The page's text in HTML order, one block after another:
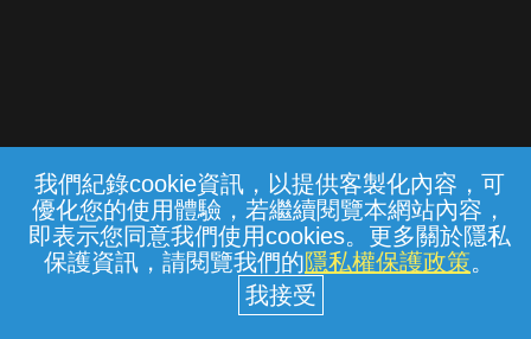
我們紀錄cookie資訊，以提供客製化內容，可
優化您的使用體驗，若繼續閱覽本網站內容，
即表示您同意我們使用cookies。更多關於隱私
保護資訊，請閱覽我們的隱私權保護政策。
常見問題 線上客服 服務條款 隱私權保護
中華電信股份有限公司個人家庭分公司
(統一編號：96979949) © 2026
{{notifyMsg}}